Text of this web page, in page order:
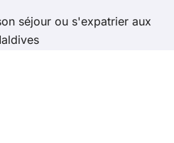
séjour ou s'expatrier aux